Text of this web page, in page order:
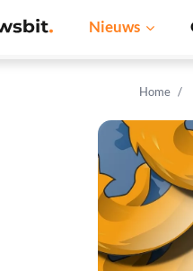
Nieuws
Home